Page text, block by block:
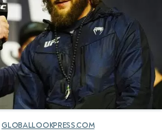
GLOBALLOOKPRESS.COM